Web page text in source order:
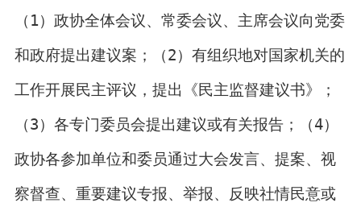
（1）政协全体会议、常委会议、主席会议向党委
和政府提出建议案；（2）有组织地对国家机关的
工作开展民主评议，提出《民主监督建议书》；
（3）各专门委员会提出建议或有关报告；（4）
政协各参加单位和委员通过大会发言、提案、视
察督查、重要建议专报、举报、反映社情民意或